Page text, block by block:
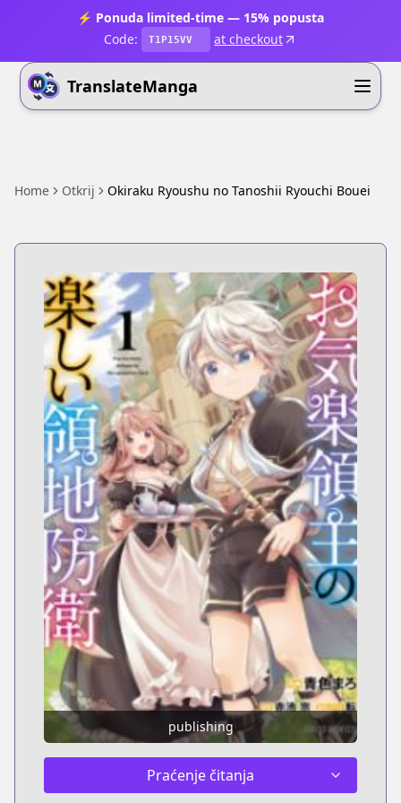
⚡ Ponuda limited-time — 15% popusta
Code:
T1P15VV at checkout
TranslateManga
Home Otkrij Okiraku Ryoushu no Tanoshii Ryouchi Bouei
publishing
Praćenje čitanja